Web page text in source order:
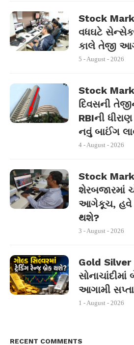
Stock
વધઘટે
કાલે તેજી
5 - August - 2026
Stock
દિવસની
RBIની
નવું બાઈંગ
4 - August - 2026
Stock
શેરબજારમાં
આગેકૂચ, હવે
થશે?
3 - August - 2026
Gold
આગામી
1 - August - 2026
RECENT COMMENTS